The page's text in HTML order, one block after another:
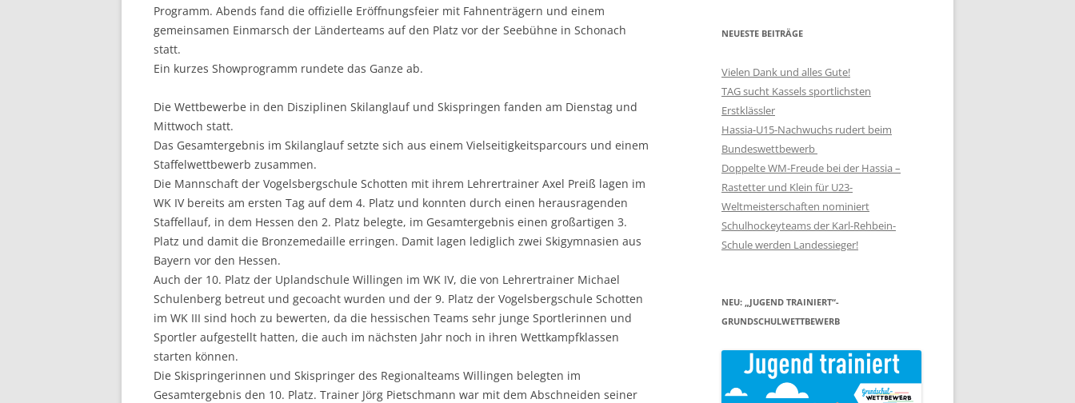
Programm. Abends fand die offizielle Eröffnungsfeier mit Fahnenträgern und einem
gemeinsamen Einmarsch der Länderteams auf den Platz vor der Seebühne in Schonach
statt.
Ein kurzes Showprogramm rundete das Ganze ab.
Die Wettbewerbe in den Disziplinen Skilanglauf und Skispringen fanden am Dienstag und
Mittwoch statt.
Das Gesamtergebnis im Skilanglauf setzte sich aus einem Vielseitigkeitsparcours und einem
Staffelwettbewerb zusammen.
Die Mannschaft der Vogelsbergschule Schotten mit ihrem Lehrertrainer Axel Preiß lagen im
WK IV bereits am ersten Tag auf dem 4. Platz und konnten durch einen herausragenden
Staffellauf, in dem Hessen den 2. Platz belegte, im Gesamtergebnis einen großartigen 3.
Platz und damit die Bronzemedaille erringen. Damit lagen lediglich zwei Skigymnasien aus
Bayern vor den Hessen.
Auch der 10. Platz der Uplandschule Willingen im WK IV, die von Lehrertrainer Michael
Schulenberg betreut und gecoacht wurden und der 9. Platz der Vogelsbergschule Schotten
im WK III sind hoch zu bewerten, da die hessischen Teams sehr junge Sportlerinnen und
Sportler aufgestellt hatten, die auch im nächsten Jahr noch in ihren Wettkampfklassen
starten können.
Die Skispringerinnen und Skispringer des Regionalteams Willingen belegten im
Gesamtergebnis den 10. Platz. Trainer Jörg Pietschmann war mit dem Abschneiden seiner
NEUESTE BEITRÄGE
Vielen Dank und alles Gute!
TAG sucht Kassels sportlichsten
Erstklässler
Hassia-U15-Nachwuchs rudert beim
Bundeswettbewerb
Doppelte WM-Freude bei der Hassia –
Rastetter und Klein für U23-
Weltmeisterschaften nominiert
Schulhockeyteams der Karl-Rehbein-
Schule werden Landessieger!
NEU: „JUGEND TRAINIERT“-
GRUNDSCHULWETTBEWERB